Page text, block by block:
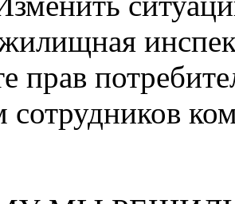
прав
сотрудников